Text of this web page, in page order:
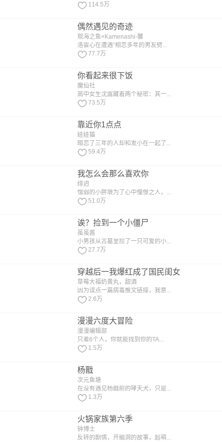
114.5万
偶然遇见的奇迹
观海之鱼×Kamenashi-馨
洛雲心在遭遇“相恋多年的男友劈...
77.7万
你看起来很下饭
魔仙社
高中女生沈露藏着两个秘密：其一...
73.5万
靠近你1点点
娃娃猫
暗恋了三年的人却和发小在一起了...
59.4万
我怎么会那么喜欢你
绯迌
懦弱的小胖墩为了心中憧憬之人，...
51.0万
诶？捡到一个小僵尸
虽虽酱
小男孩从古墓里捡了一只可爱的小...
27.7万
穿越后一我爆红成了国民闺女
草莓大福奶黄丸，甜酒
因为误点一篇病毒推文链接，我意...
2.6万
漫漫六度大冒险
漫漫编辑部
只差6个人，你就能找到你的TA...
1.5万
杨戬
次元鱼塘
在没有遇见杨戬前的哮天犬，只是...
1.3万
火锅家族第六季
钟博士
反转的剧情，开脑洞的故事，超萌...